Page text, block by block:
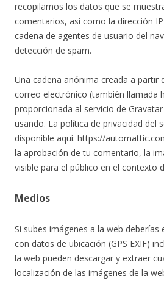
recopilamos los datos que se
comentarios, así como la dirección
cadena de agentes de usuario del
detección de spam.
Una cadena anónima creada a partir
correo electrónico (también llamada
proporcionada al servicio de
usando. La política de privacidad del
disponible aquí: https://
la aprobación de tu comentario, la
visible para el público en el contexto
Medios
Si subes imágenes a la web deberías
con datos de ubicación (GPS EXIF)
la web pueden descargar y extraer
localización de las imágenes de la